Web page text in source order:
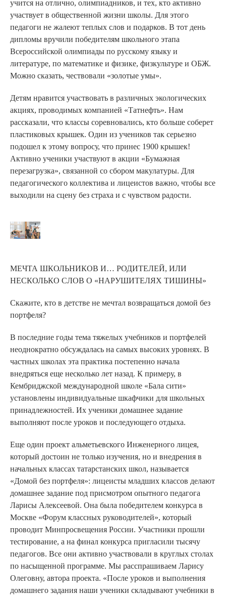
учится на отлично, олимпиадников, и тех, кто активно
участвует в общественной жизни школы. Для этого
педагоги не жалеют теплых слов и подарков. В тот день
дипломы вручили победителям школьного этапа
Всероссийской олимпиады по русскому языку и
литературе, по математике и физике, физкультуре и ОБЖ.
Можно сказать, чествовали «золотые умы».
Детям нравится участвовать в различных экологических
акциях, проводимых компанией «Татнефть». Нам
рассказали, что классы соревновались, кто больше соберет
пластиковых крышек. Один из учеников так серьезно
подошел к этому вопросу, что принес 1900 крышек!
Активно ученики участвуют в акции «Бумажная
перезагрузка», связанной со сбором макулатуры. Для
педагогического коллектива и лицеистов важно, чтобы все
выходили на сцену без страха и с чувством радости.
МЕЧТА ШКОЛЬНИКОВ И… РОДИТЕЛЕЙ, ИЛИ
НЕСКОЛЬКО СЛОВ О «НАРУШИТЕЛЯХ ТИШИНЫ»
Скажите, кто в детстве не мечтал возвращаться домой без
портфеля?
В последние годы тема тяжелых учебников и портфелей
неоднократно обсуждалась на самых высоких уровнях. В
частных школах эта практика постепенно начала
внедряться еще несколько лет назад. К примеру, в
Кембриджской международной школе «Бала сити»
установлены индивидуальные шкафчики для школьных
принадлежностей. Их ученики домашнее задание
выполняют после уроков и последующего отдыха.
Еще один проект альметьевского Инженерного лицея,
который достоин не только изучения, но и внедрения в
начальных классах татарстанских школ, называется
«Домой без портфеля»: лицеисты младших классов делают
домашнее задание под присмотром опытного педагога
Ларисы Алексеевой. Она была победителем конкурса в
Москве «Форум классных руководителей», который
проводит Минпросвещения России. Участники прошли
тестирование, а на финал конкурса пригласили тысячу
педагогов. Все они активно участвовали в круглых столах
по насыщенной программе. Мы расспрашиваем Ларису
Олеговну, автора проекта. «После уроков и выполнения
домашнего задания наши ученики складывают учебники в